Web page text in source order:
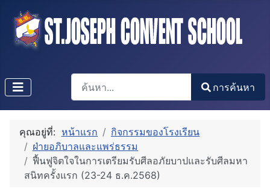
การค้นหา
Type 2 or more characters for results.
การค้นหา
คุณอยู่ที่: หน้าแรก
กิจกรรมของโรงเรียน
ฝ่ายอภิบาลและแพร่ธรรม
ฟื้นฟูจิตใจในการเตรียมรับศีลอภัยบาปและรับศีลมหา
สนิทครั้งแรก (23-24 ธ.ค.2568)